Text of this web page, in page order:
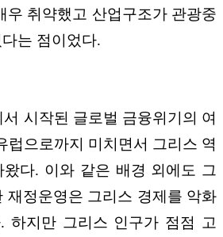
우 취약했고 산업구조가 관광중
는 점이었다.
시작된 글로벌 금융위기의 여
럽으로까지 미치면서 그리스 역
다. 이와 같은 배경 외에도 그
재정운영은 그리스 경제를 악화
하지만 그리스 인구가 점점 고